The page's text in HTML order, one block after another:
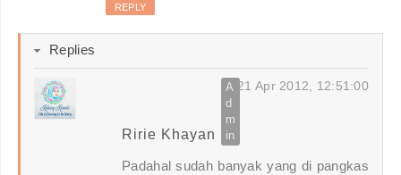
REPLY
Replies
Ririe Khayan
21 Apr 2012, 12:51:00
Padahal sudah banyak yang di pangkas